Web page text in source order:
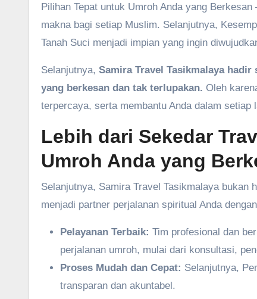
Pilihan Tepat untuk Umroh Anda yang Berkesan
makna bagi setiap Muslim. Selanjutnya,
Tanah Suci menjadi impian yang ingin
Selanjutnya, Samira Travel Tasikmalaya
yang berkesan dan tak terlupakan. Oleh
terpercaya, serta membantu Anda dalam setiap
Lebih dari Sekedar
Umroh Anda yang
Selanjutnya, Samira Travel Tasikmalaya bukan
menjadi partner perjalanan spiritual Anda
Pelayanan Terbaik: Tim profesional dan
perjalanan umroh, mulai dari konsultasi,
Proses Mudah dan Cepat: Selanjutnya,
transparan dan akuntabel.